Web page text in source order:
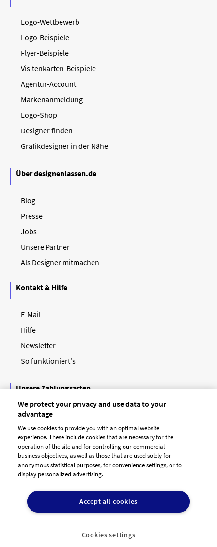
Logo-Wettbewerb
Logo-Beispiele
Flyer-Beispiele
Visitenkarten-Beispiele
Agentur-Account
Markenanmeldung
Logo-Shop
Designer finden
Grafikdesigner in der Nähe
Über designenlassen.de
Blog
Presse
Jobs
Unsere Partner
Als Designer mitmachen
Kontakt & Hilfe
E-Mail
Hilfe
Newsletter
So funktioniert's
Unsere Zahlungsarten
AGB Dienstleister
Datenschutz
Impressum
We protect your privacy and use data to your
advantage
We use cookies to provide you with an optimal website
experience. These include cookies that are necessary for the
operation of the site and for controlling our commercial
business objectives, as well as those that are used solely for
anonymous statistical purposes, for convenience settings, or to
display personalized advertising.
Accept all cookies
Cookies settings